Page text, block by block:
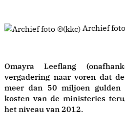
Archief
Omayra Leeflang
vergadering naar voren dat
meer dan 50 miljoen gulden
kosten van de ministeries
het niveau van 2012.